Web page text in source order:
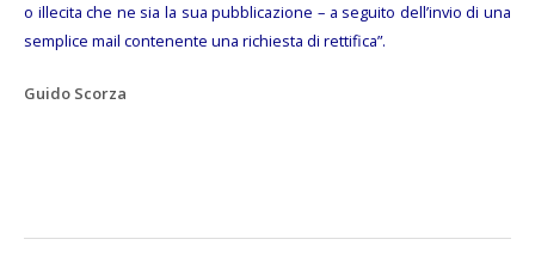
o illecita che ne sia la sua pubblicazione – a seguito dell’invio di una
semplice mail contenente una richiesta di rettifica”.
Guido Scorza